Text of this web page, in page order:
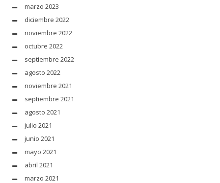
marzo 2023
diciembre 2022
noviembre 2022
octubre 2022
septiembre 2022
agosto 2022
noviembre 2021
septiembre 2021
agosto 2021
julio 2021
junio 2021
mayo 2021
abril 2021
marzo 2021